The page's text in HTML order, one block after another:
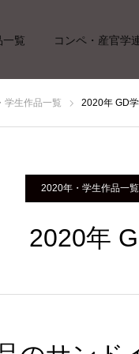
一覧 コンペ・産官学
学生作品一覧 2020年 GD
2020年・学生作品一覧
2020年